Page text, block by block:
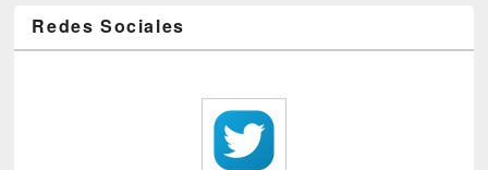
Redes Sociales